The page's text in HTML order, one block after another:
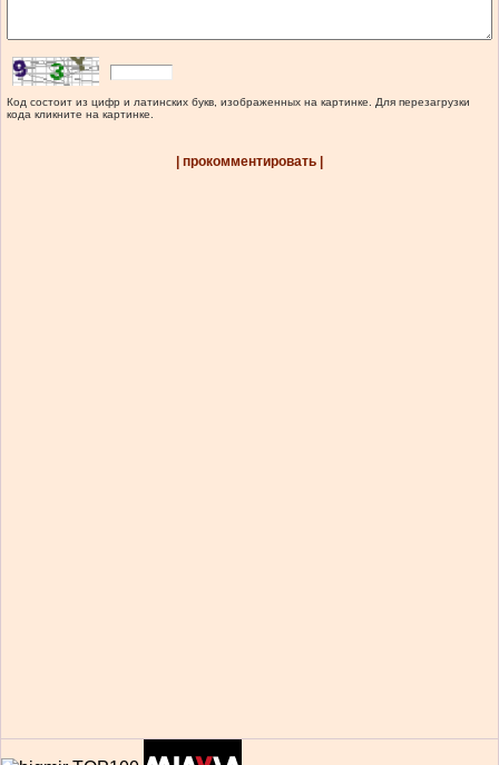
Код состоит из цифр и латинских букв, изображенных на картинке. Для перезагрузки
кода кликните на картинке.
| прокомментировать |